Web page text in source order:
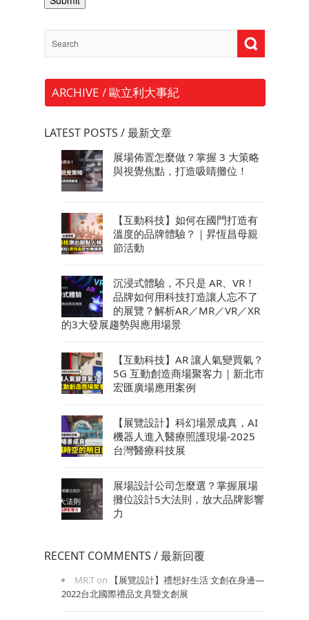
ARCHIVE / 歐立利大事紀
LATEST POSTS / 最新文章
展場佈置怎麼做？掌握 3 大策略
與視覺焦點，打造吸睛攤位！
【互動科技】如何在國門打造有
溫度的品牌體驗？｜昇恆昌母親
節活動
沉浸式體驗，不只是 AR、VR！
品牌如何用科技打造讓人忘不了
的展覽？解析AR／MR／VR／XR
的3大發展趨勢與應用場景
【互動科技】AR 讓人氣變買氣？
5G 互動創造商場聚客力｜新北市
宏匯廣場應用案例
【展覽設計】科幻場景成真，AI
機器人進入醫療照護現場-2025
台灣醫療科技展
展場設計公司怎麼選？掌握展場
攤位設計5大法則，放大品牌影響
力
RECENT COMMENTS / 最新回覆
MR.T on
【展覽設計】禮想好生活 文創在身邊—
2022台北國際禮品文具暨文創展